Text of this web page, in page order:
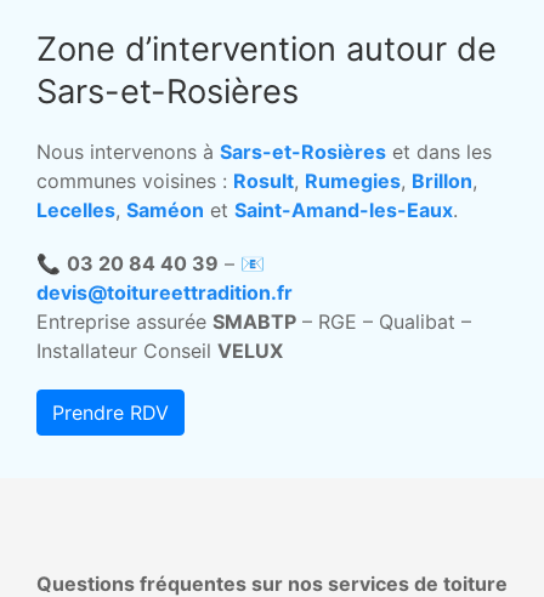
Zone d’intervention autour de
Sars-et-Rosières
Nous intervenons à Sars-et-Rosières et dans les
communes voisines : Rosult, Rumegies, Brillon,
Lecelles, Saméon et Saint-Amand-les-Eaux.
📞 03 20 84 40 39 – 📧
devis@toitureettradition.fr
Entreprise assurée SMABTP – RGE – Qualibat –
Installateur Conseil VELUX
Prendre RDV
Questions fréquentes sur nos services de toiture